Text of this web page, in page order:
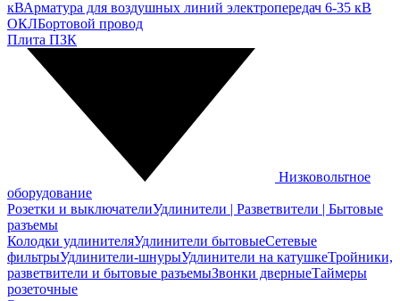
кВАрматура для воздушных линий электропередач 6-35 кВ
ОКЛБортовой провод
Плита ПЗК
Низковольтное
оборудование
Розетки и выключателиУдлинители | Разветвители | Бытовые
разъемы
Колодки удлинителяУдлинители бытовыеСетевые
фильтрыУдлинители-шнурыУдлинители на катушкеТройники,
разветвители и бытовые разъемыЗвонки дверныеТаймеры
розеточные